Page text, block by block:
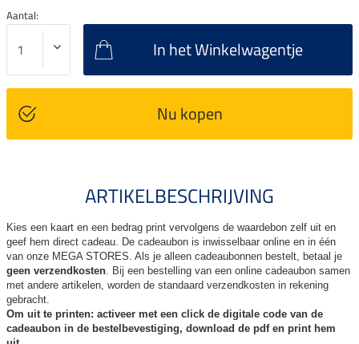
Aantal:
In het Winkelwagentje
Nu kopen
ARTIKELBESCHRIJVING
Kies een kaart en een bedrag print vervolgens de waardebon zelf uit en
geef hem direct cadeau. De cadeaubon is inwisselbaar online en in één
van onze MEGA STORES. Als je alleen cadeaubonnen bestelt, betaal je
geen verzendkosten. Bij een bestelling van een online cadeaubon samen
met andere artikelen, worden de standaard verzendkosten in rekening
gebracht.
Om uit te printen: activeer met een click de digitale code van de
cadeaubon in de bestelbevestiging, download de pdf en print hem